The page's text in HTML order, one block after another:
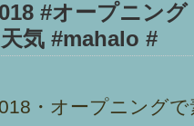
#オープニン
気 #mahalo #